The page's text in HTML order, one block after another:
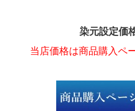
染元設定価
当店価格は商品購入ペ